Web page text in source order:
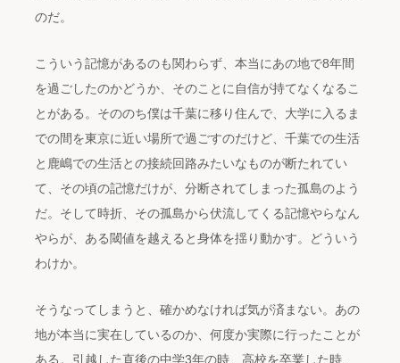
のだ。
こういう記憶があるのも関わらず、本当にあの地で8年間
を過ごしたのかどうか、そのことに自信が持てなくなるこ
とがある。そののち僕は千葉に移り住んで、大学に入るま
での間を東京に近い場所で過ごすのだけど、千葉での生活
と鹿嶋での生活との接続回路みたいなものが断たれてい
て、その頃の記憶だけが、分断されてしまった孤島のよう
だ。そして時折、その孤島から伏流してくる記憶やらなん
やらが、ある閾値を越えると身体を揺り動かす。どういう
わけか。
そうなってしまうと、確かめなければ気が済まない。あの
地が本当に実在しているのか、何度か実際に行ったことが
ある。引越した直後の中学3年の時、高校を卒業した時、